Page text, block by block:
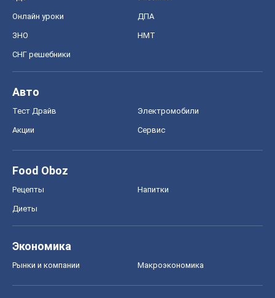
Онлайн уроки ДПА
ЗНО НМТ
СНГ решебники
Авто
Тест Драйв Электромобили
Акции Сервис
Food Oboz
Рецепты Напитки
Диеты
Экономика
Рынки и компании Mакроэкономика